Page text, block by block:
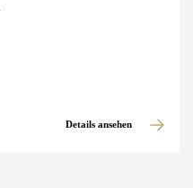
Details ansehen